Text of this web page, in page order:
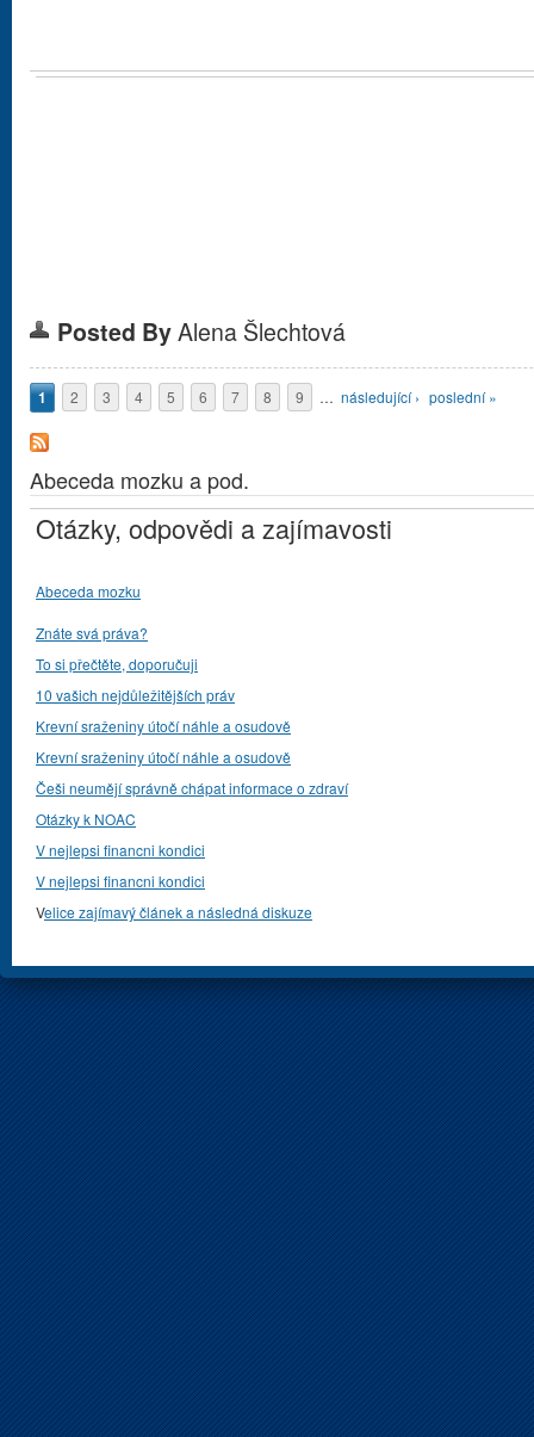
Posted ByAlena Šlechtová
Stránky
1 2 3 4 5 6 7 8 9 … následující › poslední »
Abeceda mozku a pod.
Otázky, odpovědi a zajímavosti
Abeceda mozku
Znáte svá práva?
To si přečtěte, doporučuji
10 vašich nejdůležitějších práv
Krevní sraženiny útočí náhle a osudově
Krevní sraženiny útočí náhle a osudově
Češi neumějí správně chápat informace o zdraví
Otázky k NOAC
V nejlepsi financni kondici
V nejlepsi financni kondici
Velice zajímavý článek a následná diskuze